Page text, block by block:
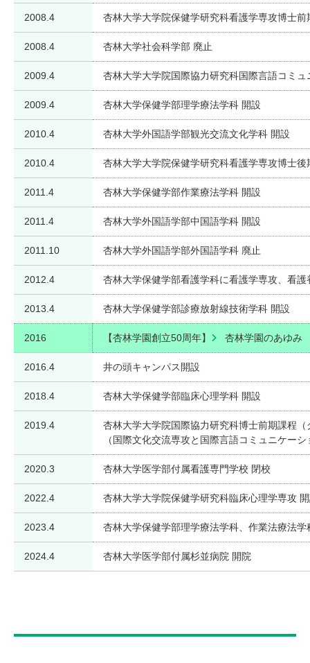
2008.4 杏林大学大学院保健学研究科看護学専攻博士前
2008.4 杏林大学社会科学部 廃止
2009.4 杏林大学大学院国際協力研究科国際言語コミ
2009.4 杏林大学保健学部理学療法学科 開設
2010.4 杏林大学外国語学部観光交流文化学科 開設
2010.4 杏林大学大学院保健学研究科看護学専攻博士後
2011.4 杏林大学保健学部作業療法学科 開設
2011.4 杏林大学外国語学部中国語学科 開設
2011.10 杏林大学外国語学部外国語学科 廃止
2012.4 杏林大学保健学部看護学科に看護学専攻、看
2013.4 杏林大学保健学部診療放射線技術学科 開設
2016 【杏林学園創立50周年】 杏林学園のあゆみ
2016.4 井の頭キャンパス開設
2018.4 杏林大学保健学部臨床心理学科 開設
2019.4
杏林大学大学院国際協力研究科博士前期課程
（国際文化交流専攻と国際言語コミュニケー
2020.3 杏林大学医学部付属看護専門学校 閉校
2022.4 杏林大学大学院保健学研究科臨床心理学専攻
2023.4 杏林大学保健学部理学療法学科、作業法療法
2024.4 杏林大学医学部付属杉並病院 開院